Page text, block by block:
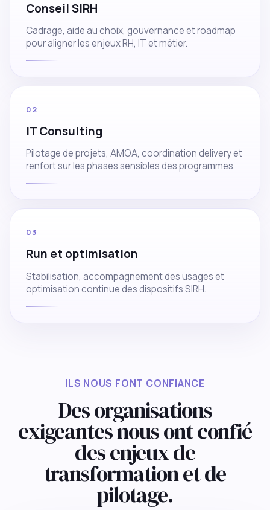
Conseil SIRH
Cadrage, aide au choix, gouvernance et roadmap
pour aligner les enjeux RH, IT et métier.
02
IT Consulting
Pilotage de projets, AMOA, coordination delivery et
renfort sur les phases sensibles des programmes.
03
Run et optimisation
Stabilisation, accompagnement des usages et
optimisation continue des dispositifs SIRH.
ILS NOUS FONT CONFIANCE
Des organisations
exigeantes nous ont confié
des enjeux de
transformation et de
pilotage.